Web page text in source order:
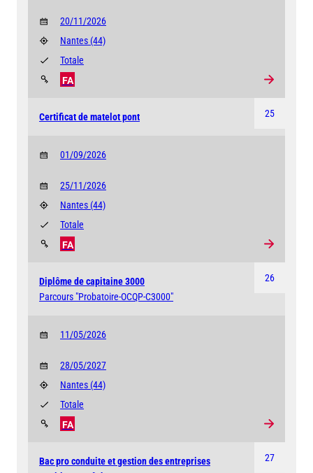
20/11/2026
Nantes (44)
FA
Totale
25
Certificat de matelot pont
01/09/2026
25/11/2026
Nantes (44)
FA
Totale
26
Diplôme de capitaine 3000
Parcours "Probatoire-OCQP-C3000"
11/05/2026
28/05/2027
Nantes (44)
FA
Totale
27
Bac pro conduite et gestion des entreprises